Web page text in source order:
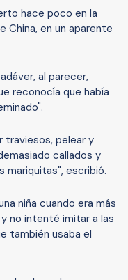
hace poco en la
China, en un aparente
al parecer,
reconocía que había
traviesos, pelear y
callados y
mariquitas", escribió.
niña cuando era más
no intenté imitar a las
también usaba el